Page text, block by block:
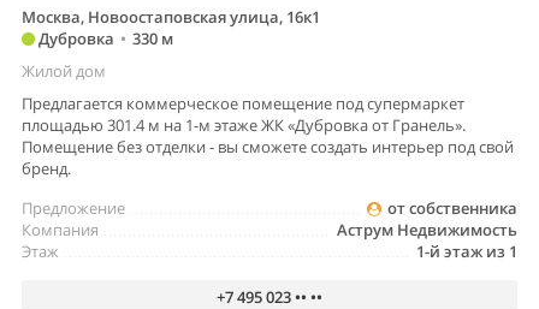
Москва, Новоостаповская улица, 16к1
Дубровка • 330 м
Жилой дом
Предлагается коммерческое помещение под супермаркет
площадью 301.4 м на 1-м этаже ЖК «Дубровка от Гранель».
Помещение без отделки - вы сможете создать интерьер под свой
бренд.
от собственника
Предложение
Аструм Недвижимость
Компания
1-й этаж из 1
Этаж
+7 495 023 •• ••